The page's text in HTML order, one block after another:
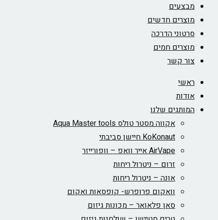
מבצעים
מוצרים חדשים
סרטוני הדרכה
מוצרים חמים
צור קשר
ראשי
אודות
המותגים שלנו
אקווה מסטר טולס Aqua Master tools
KoKonaut חיישן סביבתי
AirVape אייר וואפ – וופורייזר
זרום – ניטרול ריחות
אונה – ניטרול ריחות
וואקום פרופרש- קופסאות ואקום
סאן פלאואר – מכונות גיזום